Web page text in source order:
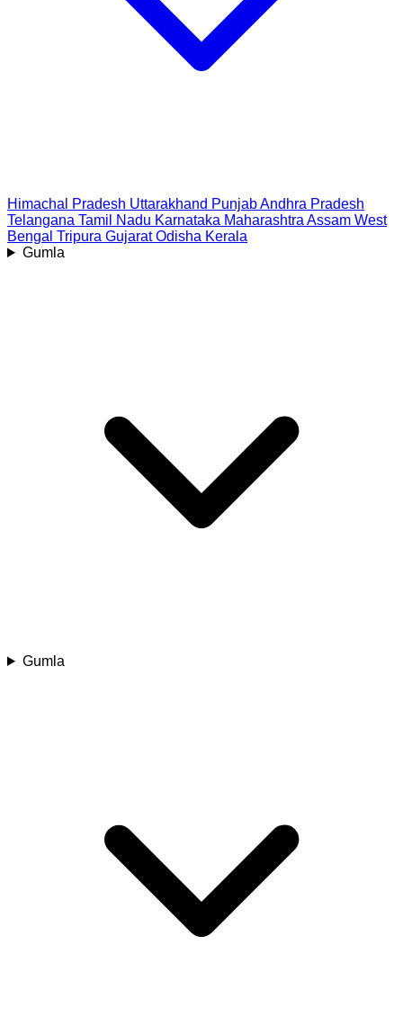
Himachal Pradesh Uttarakhand PunjabAndhra Pradesh
Telangana Tamil Nadu Karnataka Maharashtra Assam West
Bengal Tripura Gujarat Odisha Kerala
Gumla
Gumla